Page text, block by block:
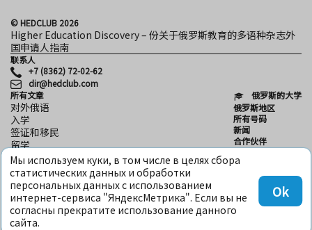
© HEDCLUB 2026
Higher Education Discovery – 份关于俄罗斯教育的多语种杂志外
国申请人指南
联系人
+7 (8362) 72-02-62
dir@hedclub.com
所有文章
对外俄语
入学
签证和移民
留学
科学
HED_people
俄罗斯之家
地区
文化
俄罗斯的大学
俄罗斯地区
所有号码
新闻
合作伙伴
用户协议
保密性
Мы используем куки, в том числе в целях сбора
статистических данных и обработки
персональных данных с использованием
интернет-сервиса "ЯндексМетрика". Если вы не
согласны прекратите использование данного
сайта.
Ok